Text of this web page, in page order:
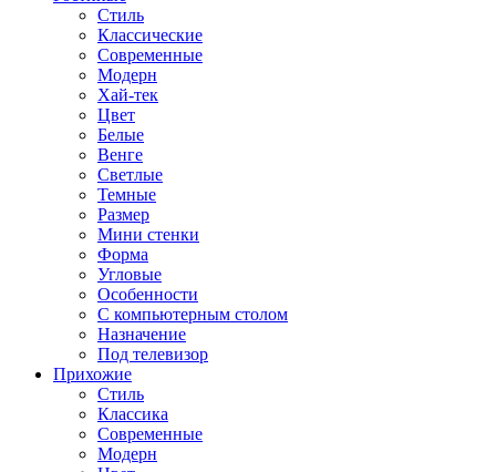
Стиль
Классические
Современные
Модерн
Хай-тек
Цвет
Белые
Венге
Светлые
Темные
Размер
Мини стенки
Форма
Угловые
Особенности
С компьютерным столом
Назначение
Под телевизор
Прихожие
Стиль
Классика
Современные
Модерн